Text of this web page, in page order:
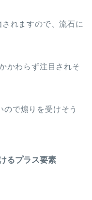
れますので、流石に
かわらず注目されそ
で煽りを受けそう
るプラス要素